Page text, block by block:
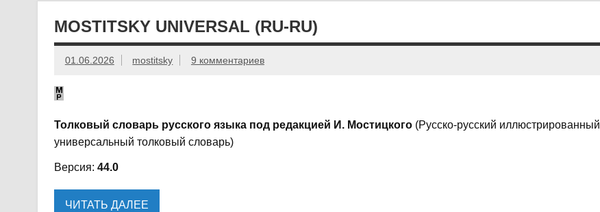
MOSTITSKY UNIVERSAL (RU-RU)
01.06.2026 mostitsky 9 комментариев
Толковый словарь русского языка под редакцией И. Мостицкого(Русско-русский иллюстрированный
универсальный толковый словарь)
Версия: 44.0
ЧИТАТЬ ДАЛЕЕ